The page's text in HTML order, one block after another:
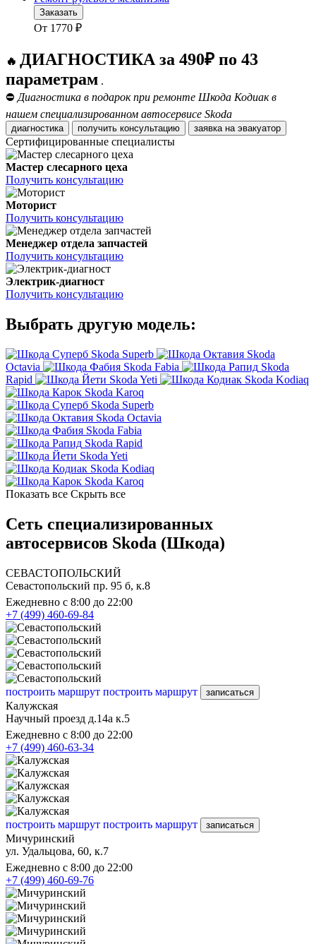
Заказать
От 1770 ₽
🔥 ДИАГНОСТИКА за 490₽ по 43
параметрам .
⛔ Диагностика в подарок при ремонте Шкода Кодиак в
нашем специализированном автосервисе Skoda
диагностика получить консультацию заявка на эвакуатор
Сертифицированные специалисты
Мастер слесарного цеха
Получить консультацию
Моторист
Получить консультацию
Менеджер отдела запчастей
Получить консультацию
Электрик-диагност
Получить консультацию
Выбрать другую модель:
Skoda Superb
Skoda
Octavia
Skoda Fabia
Skoda
Rapid
Skoda Yeti
Skoda Kodiaq
Skoda Karoq
Skoda Superb
Skoda Octavia
Skoda Fabia
Skoda Rapid
Skoda Yeti
Skoda Kodiaq
Skoda Karoq
Показать все Скрыть все
Сеть специализированных
автосервисов Skoda (Шкода)
СЕВАСТОПОЛЬСКИЙ
Севастопольский пр. 95 б, к.8
Ежедневно с 8:00 до 22:00
+7 (499) 460-69-84
построить маршрут построить маршрут записаться
Калужская
Научный проезд д.14а к.5
Ежедневно с 8:00 до 22:00
+7 (499) 460-63-34
построить маршрут построить маршрут записаться
Мичуринский
ул. Удальцова, 60, к.7
Ежедневно с 8:00 до 22:00
+7 (499) 460-69-76